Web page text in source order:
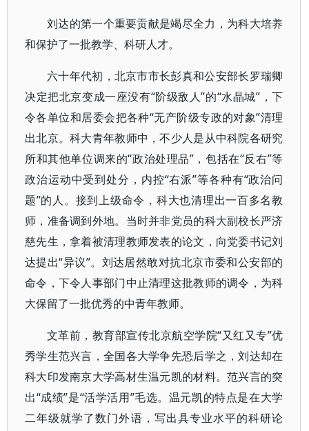
刘达的第一个重要贡献是竭尽全力，为科大培养
和保护了一批教学、科研人才。
六十年代初，北京市市长彭真和公安部长罗瑞卿
决定把北京变成一座没有“阶级敌人”的“水晶城”，下
令各单位和居委会把各种“无产阶级专政的对象”清理
出北京。科大青年教师中，不少人是从中科院各研究
所和其他单位调来的“政治处理品”，包括在“反右”等
政治运动中受到处分，内控“右派”等各种有“政治问
题”的人。接到上级命令，科大也清理出一百多名教
师，准备调到外地。当时并非党员的科大副校长严济
慈先生，拿着被清理教师发表的论文，向党委书记刘
达提出“异议”。刘达居然敢对抗北京市委和公安部的
命令，下令人事部门中止清理这批教师的调令，为科
大保留了一批优秀的中青年教师。
文革前，教育部宣传北京航空学院“又红又专”优
秀学生范兴言，全国各大学争先恐后学之，刘达却在
科大印发南京大学高材生温元凯的材料。范兴言的突
出“成绩”是“活学活用”毛选。温元凯的特点是在大学
二年级就学了数门外语，写出具专业水平的科研论